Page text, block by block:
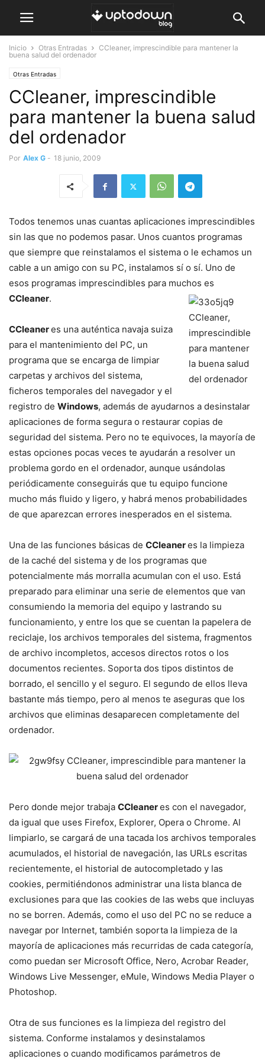
Inicio Otras Entradas
CCleaner, imprescindible para mantener la
buena salud del ordenador
Otras Entradas
CCleaner, imprescindible
para mantener la buena salud
del ordenador
Por Alex G - 18 junio, 2009
Todos tenemos unas cuantas aplicaciones imprescindibles
sin las que no podemos pasar. Unos cuantos programas
que siempre que reinstalamos el sistema o le echamos un
cable a un amigo con su PC, instalamos sí o sí. Uno de
esos programas imprescindibles para muchos es
CCleaner.
CCleaneres una auténtica navaja suiza
para el mantenimiento del PC, un
programa que se encarga de limpiar
carpetas y archivos del sistema,
ficheros temporales del navegador y el
registro de Windows, además de ayudarnos a desinstalar
aplicaciones de forma segura o restaurar copias de
seguridad del sistema. Pero no te equivoces, la mayoría de
estas opciones pocas veces te ayudarán a resolver un
problema gordo en el ordenador, aunque usándolas
periódicamente conseguirás que tu equipo funcione
mucho más fluido y ligero, y habrá menos probabilidades
de que aparezcan errores inesperados en el sistema.
Una de las funciones básicas de CCleaneres la limpieza
de la caché del sistema y de los programas que
potencialmente más morralla acumulan con el uso. Está
preparado para eliminar una serie de elementos que van
consumiendo la memoria del equipo y lastrando su
funcionamiento, y entre los que se cuentan la papelera de
reciclaje, los archivos temporales del sistema, fragmentos
de archivo incompletos, accesos directos rotos o los
documentos recientes. Soporta dos tipos distintos de
borrado, el sencillo y el seguro. El segundo de ellos lleva
bastante más tiempo, pero al menos te aseguras que los
archivos que eliminas desaparecen completamente del
ordenador.
Pero donde mejor trabaja CCleaneres con el navegador,
da igual que uses Firefox, Explorer, Opera o Chrome. Al
limpiarlo, se cargará de una tacada los archivos temporales
acumulados, el historial de navegación, las URLs escritas
recientemente, el historial de autocompletado y las
cookies, permitiéndonos administrar una lista blanca de
exclusiones para que las cookies de las webs que incluyas
no se borren. Además, como el uso del PC no se reduce a
navegar por Internet, también soporta la limpieza de la
mayoría de aplicaciones más recurridas de cada categoría,
como puedan ser Microsoft Office, Nero, Acrobar Reader,
Windows Live Messenger, eMule, Windows Media Player o
Photoshop.
Otra de sus funciones es la limpieza del registro del
sistema. Conforme instalamos y desinstalamos
aplicaciones o cuando modificamos parámetros de